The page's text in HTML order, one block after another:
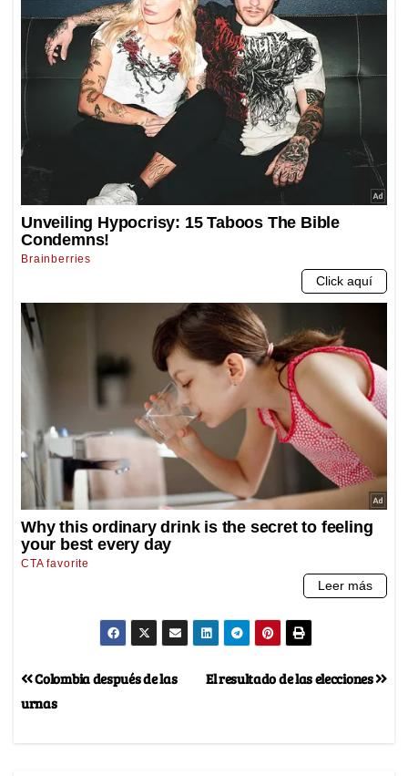
El resultado de las elecciones
Colombia después de las
urnas